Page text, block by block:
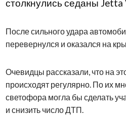
столкнулись седаны Jetta
После сильного удара
перевернулся и оказался на
Очевидцы рассказали, что на
происходят регулярно. По их
светофора могла бы сделать
и снизить число ДТП.